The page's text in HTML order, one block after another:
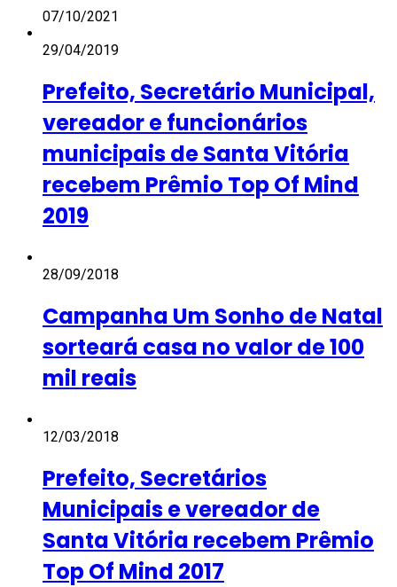
07/10/2021
29/04/2019
Prefeito, Secretário Municipal,
vereador e funcionários
municipais de Santa Vitória
recebem Prêmio Top Of Mind
2019
28/09/2018
Campanha Um Sonho de Natal
sorteará casa no valor de 100
mil reais
12/03/2018
Prefeito, Secretários
Municipais e vereador de
Santa Vitória recebem Prêmio
Top Of Mind 2017